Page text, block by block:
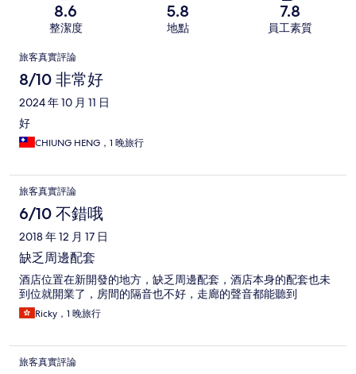
8.6
整潔度
5.8
地點
7.8
員工素質
評
論
旅客真實評論
8/10 非常好
2024 年 10 月 11 日
好
CHIUNG HENG，1 晚旅行
旅客真實評論
6/10 不錯哦
2018 年 12 月 17 日
缺乏周邊配套
酒店位置在新開發的地方，缺乏周邊配套，酒店本身的配套也未
到位就開業了，房間的隔音也不好，走廊的聲音都能聽到
Ricky，1 晚旅行
旅客真實評論